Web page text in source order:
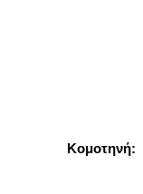
Κομοτηνή: